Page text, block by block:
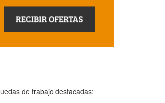
de trabajo destacadas: